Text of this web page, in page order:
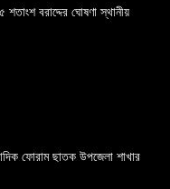
শতাংশ বরাদ্দের ঘোষণা স্থানীয়
ফোরাম ছাতক উপজেলা শাখার